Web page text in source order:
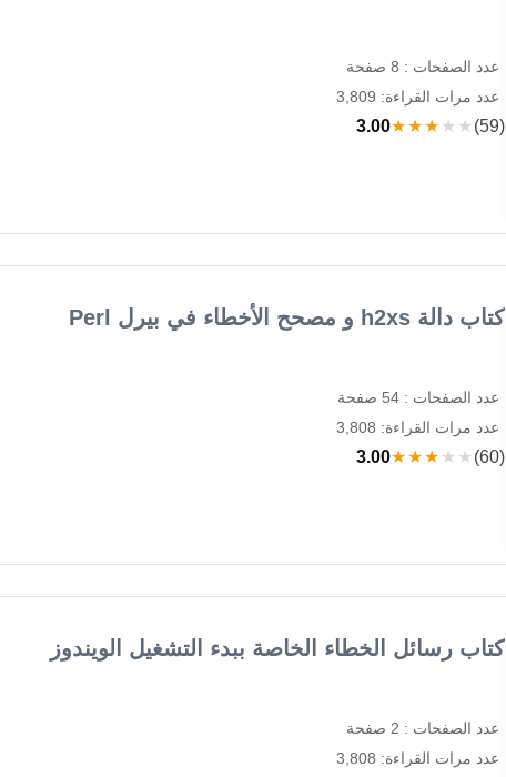
عدد الصفحات : 8 صفحة
عدد مرات القراءة: 3,809
3.00★★★★★ (59)
كتاب دالة h2xs و مصحح الأخطاء في بيرل Perl
عدد الصفحات : 54 صفحة
عدد مرات القراءة: 3,808
3.00★★★★★ (60)
كتاب رسائل الخطاء الخاصة ببدء التشغيل الويندوز
عدد الصفحات : 2 صفحة
عدد مرات القراءة: 3,808